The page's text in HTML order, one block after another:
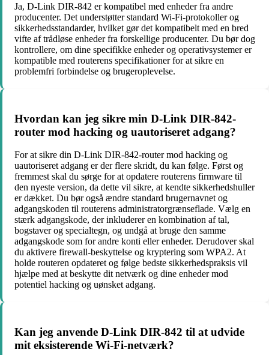
Ja, D-Link DIR-842 er kompatibel med enheder fra andre
producenter. Det understøtter standard Wi-Fi-protokoller og
sikkerhedsstandarder, hvilket gør det kompatibelt med en bred
vifte af trådløse enheder fra forskellige producenter. Du bør dog
kontrollere, om dine specifikke enheder og operativsystemer er
kompatible med routerens specifikationer for at sikre en
problemfri forbindelse og brugeroplevelse.
Hvordan kan jeg sikre min D-Link DIR-842-
router mod hacking og uautoriseret adgang?
For at sikre din D-Link DIR-842-router mod hacking og
uautoriseret adgang er der flere skridt, du kan følge. Først og
fremmest skal du sørge for at opdatere routerens firmware til
den nyeste version, da dette vil sikre, at kendte sikkerhedshuller
er dækket. Du bør også ændre standard brugernavnet og
adgangskoden til routerens administratorgrænseflade. Vælg en
stærk adgangskode, der inkluderer en kombination af tal,
bogstaver og specialtegn, og undgå at bruge den samme
adgangskode som for andre konti eller enheder. Derudover skal
du aktivere firewall-beskyttelse og kryptering som WPA2. At
holde routeren opdateret og følge bedste sikkerhedspraksis vil
hjælpe med at beskytte dit netværk og dine enheder mod
potentiel hacking og uønsket adgang.
Kan jeg anvende D-Link DIR-842 til at udvide
mit eksisterende Wi-Fi-netværk?